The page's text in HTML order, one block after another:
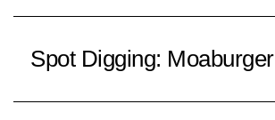
Spot Digging: Moaburger